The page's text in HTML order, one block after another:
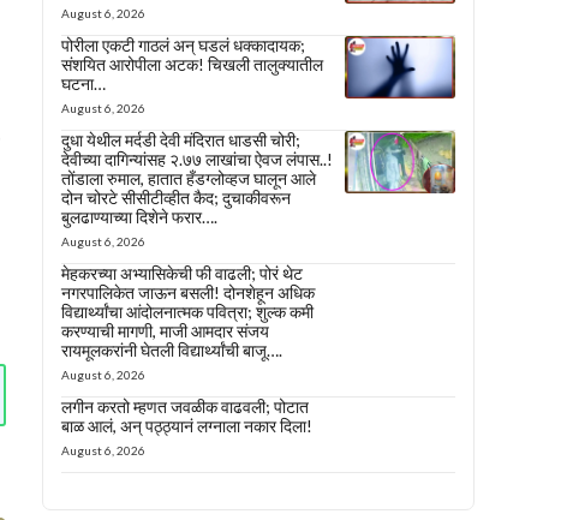
August 6, 2026
पोरीला एकटी गाठलं अन् घडलं धक्कादायक;
संशयित आरोपीला अटक! चिखली तालुक्यातील
घटना…
August 6, 2026
दुधा येथील मर्दडी देवी मंदिरात धाडसी चोरी;
देवीच्या दागिन्यांसह २.७७ लाखांचा ऐवज लंपास..!
तोंडाला रुमाल, हातात हँडग्लोव्हज घालून आले
दोन चोरटे सीसीटीव्हीत कैद; दुचाकीवरून
बुलढाण्याच्या दिशेने फरार….
August 6, 2026
मेहकरच्या अभ्यासिकेची फी वाढली; पोरं थेट
नगरपालिकेत जाऊन बसली! दोनशेहून अधिक
विद्यार्थ्यांचा आंदोलनात्मक पवित्रा; शुल्क कमी
करण्याची मागणी, माजी आमदार संजय
रायमूलकरांनी घेतली विद्यार्थ्यांची बाजू….
August 6, 2026
लगीन करतो म्हणत जवळीक वाढवली; पोटात
बाळ आलं, अन् पठ्ठ्यानं लग्नाला नकार दिला!
August 6, 2026